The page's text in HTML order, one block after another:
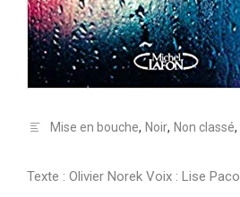
Mise en bouche, Noir, Non classé,
Texte : Olivier Norek Voix : Lise Paco